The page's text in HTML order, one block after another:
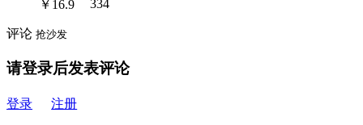
￥ 16.9 334
评论 抢沙发
请登录后发表评论
登录 注册